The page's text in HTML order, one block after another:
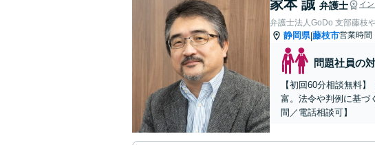
家本 誠 弁護士 イ
弁護士法人GoDo 支部藤枝
静岡県|藤枝市営業時間
問題社員の
【初回60分相談無料
富。法令や判例に基づ
間／電話相談可】